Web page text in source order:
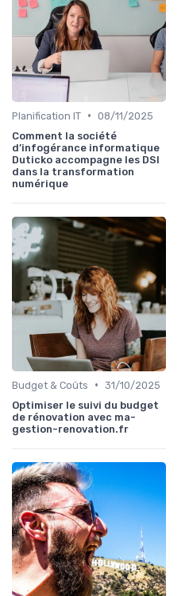
Planification IT • 08/11/2025
Comment la société
d’infogérance informatique
Duticko accompagne les DSI
dans la transformation
numérique
Budget & Coûts • 31/10/2025
Optimiser le suivi du budget
de rénovation avec ma-
gestion-renovation.fr